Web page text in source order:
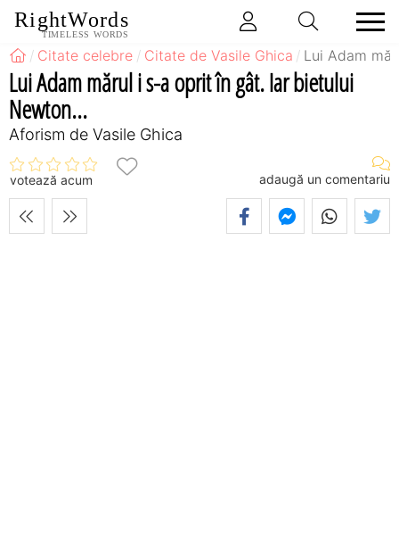
RightWords
TIMELESS WORDS
Citate celebre Citate de Vasile Ghica Lui Adam
Lui Adam mărul i s-a oprit în gât. Iar bietului
Newton...
Aforism de Vasile Ghica
votează acum adaugă un comentariu